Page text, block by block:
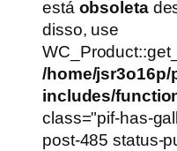
era:
R$54,90.
está obsoleta
disso, use
/home/
includes/
class="pif-has-
post-485 status-